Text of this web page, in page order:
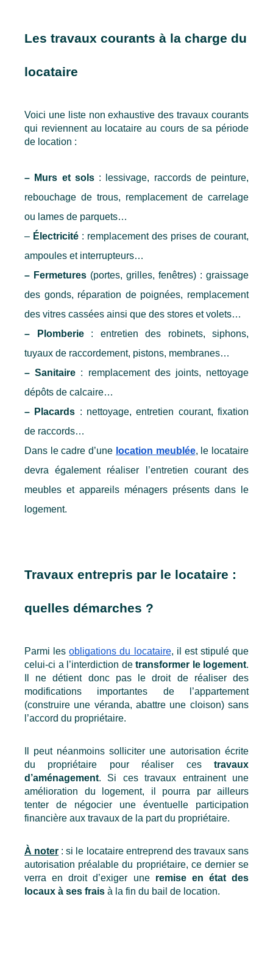
Les travaux courants à la charge du
locataire
Voici une liste non exhaustive des travaux courants
qui reviennent au locataire au cours de sa période
de location :
– Murs et sols : lessivage, raccords de peinture,
rebouchage de trous, remplacement de carrelage
ou lames de parquets…
– Électricité : remplacement des prises de courant,
ampoules et interrupteurs…
– Fermetures (portes, grilles, fenêtres) : graissage
des gonds, réparation de poignées, remplacement
des vitres cassées ainsi que des stores et volets…
– Plomberie : entretien des robinets, siphons,
tuyaux de raccordement, pistons, membranes…
– Sanitaire : remplacement des joints, nettoyage
dépôts de calcaire…
– Placards : nettoyage, entretien courant, fixation
de raccords…
Dans le cadre d’une location meublée, le locataire
devra également réaliser l’entretien courant des
meubles et appareils ménagers présents dans le
logement.
Travaux entrepris par le locataire :
quelles démarches ?
Parmi les obligations du locataire, il est stipulé que
celui-ci a l’interdiction de transformer le logement.
Il ne détient donc pas le droit de réaliser des
modifications importantes de l’appartement
(construire une véranda, abattre une cloison) sans
l’accord du propriétaire.
Il peut néanmoins solliciter une autorisation écrite
du propriétaire pour réaliser ces travaux
d’aménagement. Si ces travaux entrainent une
amélioration du logement, il pourra par ailleurs
tenter de négocier une éventuelle participation
financière aux travaux de la part du propriétaire.
À noter : si le locataire entreprend des travaux sans
autorisation préalable du propriétaire, ce dernier se
verra en droit d’exiger une remise en état des
locaux à ses frais à la fin du bail de location.